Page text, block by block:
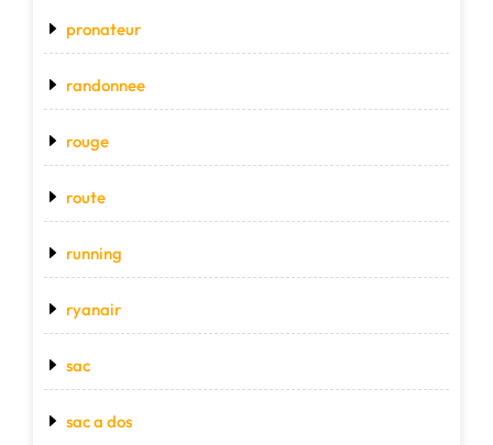
pronateur
randonnee
rouge
route
running
ryanair
sac
sac a dos